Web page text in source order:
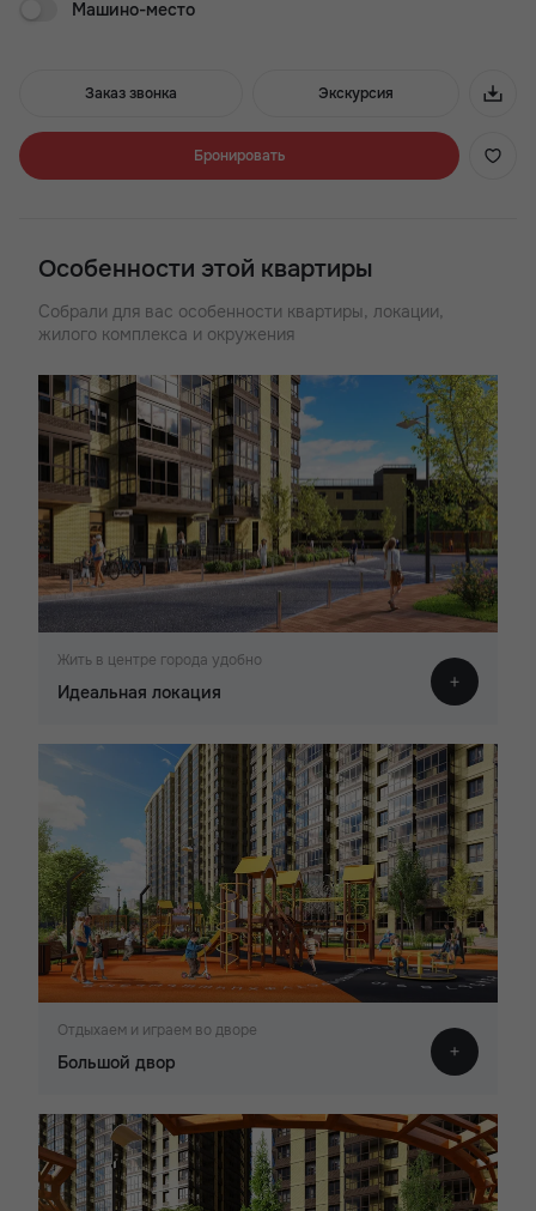
Жилой комплекс-небоскрёб «Донской Арбат» в центральном
близость развитой городской инфраструктуры, где есть
учреждений. Рядом находится бассейн «Волна» и стадион
«Динамо». В жилом комплексе спроектированы студии,
одно-, двух-и трёхкомнатные квартиры площадью от 21 до 76
Машино-место
Заказ звонка Экскурсия
Бронировать
Особенности этой квартиры
Собрали для вас особенности квартиры, локации,
жилого комплекса и окружения
Жить в центре города удобно
Идеальная локация
Отдыхаем и играем во дворе
Большой двор